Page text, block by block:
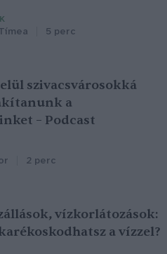
5 perc
szivacsvárosokká
a
– Podcast
2 perc
vízkorlátozások:
a vízzel?